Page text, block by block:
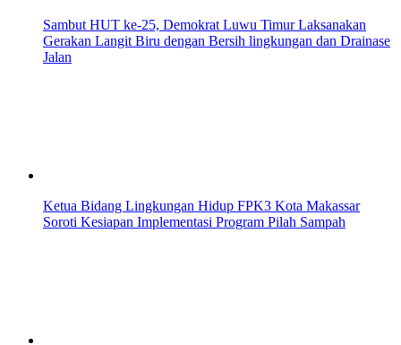
Sambut HUT ke-25, Demokrat Luwu Timur Laksanakan
Gerakan Langit Biru dengan Bersih lingkungan dan Drainase
Jalan
Ketua Bidang Lingkungan Hidup FPK3 Kota Makassar
Soroti Kesiapan Implementasi Program Pilah Sampah